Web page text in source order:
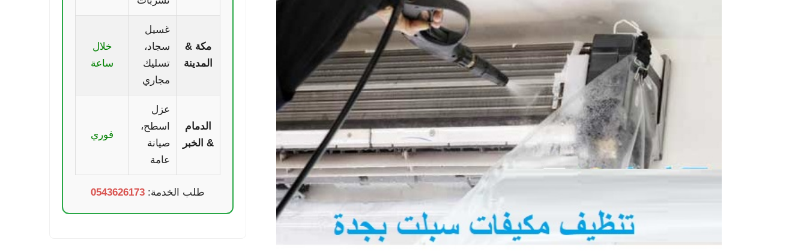
مكة &
المدينة
غسيل
سجاد،
تسليك
مجاري
خلال
ساعة
الدمام
& الخبر
عزل
اسطح،
صيانة
عامة
فوري
طلب الخدمة: 0543626173